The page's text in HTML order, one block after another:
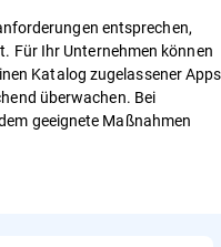
entsprechen,
Für Ihr Unternehmen können
Katalog zugelassener Apps
überwachen. Bei
geeignete Maßnahmen